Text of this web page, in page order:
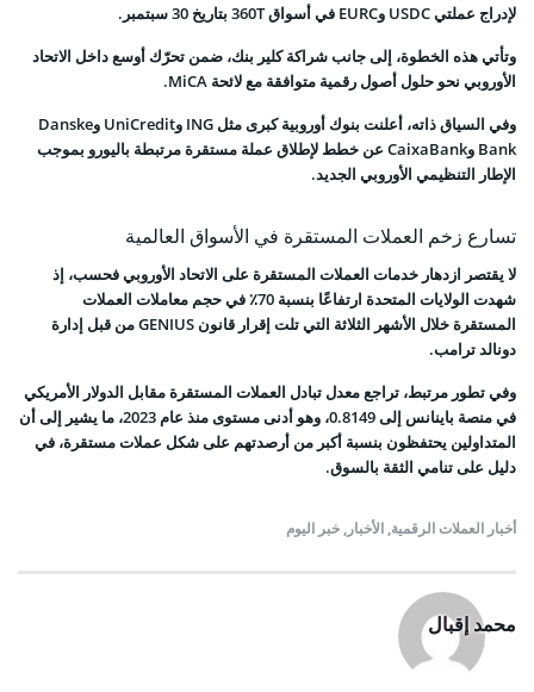
لإدراج عملتي USDC وEURC في أسواق 360T بتاريخ 30 سبتمبر.
وتأتي هذه الخطوة، إلى جانب شراكة كلير بنك، ضمن تحرّك أوسع داخل الاتحاد
الأوروبي نحو حلول أصول رقمية متوافقة مع لائحة MiCA.
وفي السياق ذاته، أعلنت بنوك أوروبية كبرى مثل ING وUniCredit وDanske
Bank وCaixaBank عن خطط لإطلاق عملة مستقرة مرتبطة باليورو بموجب
الإطار التنظيمي الأوروبي الجديد.
تسارع زخم العملات المستقرة في الأسواق العالمية
لا يقتصر ازدهار خدمات العملات المستقرة على الاتحاد الأوروبي فحسب، إذ
شهدت الولايات المتحدة ارتفاعًا بنسبة 70٪ في حجم معاملات العملات
المستقرة خلال الأشهر الثلاثة التي تلت إقرار قانون GENIUS من قبل إدارة
دونالد ترامب.
وفي تطور مرتبط، تراجع معدل تبادل العملات المستقرة مقابل الدولار الأمريكي
في منصة باينانس إلى 0.8149، وهو أدنى مستوى منذ عام 2023، ما يشير إلى أن
المتداولين يحتفظون بنسبة أكبر من أرصدتهم على شكل عملات مستقرة، في
دليل على تنامي الثقة بالسوق.
أخبار العملات الرقمية, الأخبار, خبر اليوم
محمد إقبال